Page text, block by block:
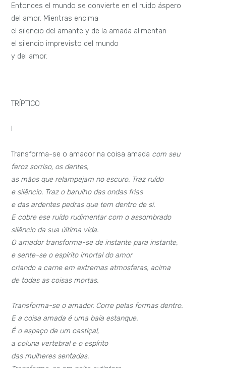
Entonces el mundo se convierte en el ruido áspero
del amor. Mientras encima
el silencio del amante y de la amada alimentan
el silencio imprevisto del mundo
y del amor.
TRÍPTICO
Transforma-se o amador na coisa amada com seu
feroz sorriso, os dentes,
as mãos que relampejam no escuro. Traz ruído
e silêncio. Traz o barulho das ondas frias
e das ardentes pedras que tem dentro de si.
E cobre ese ruído rudimentar com o assombrado
silêncio da sua última vida.
O amador transforma-se de instante para instante,
e sente-se o espírito imortal do amor
criando a carne em extremas atmosferas, acima
de todas as coisas mortas.
Transforma-se o amador. Corre pelas formas dentro.
E a coisa amada é uma baía estanque.
É o espaço de um castiçal,
a coluna vertebral e o espírito
das mulheres sentadas.